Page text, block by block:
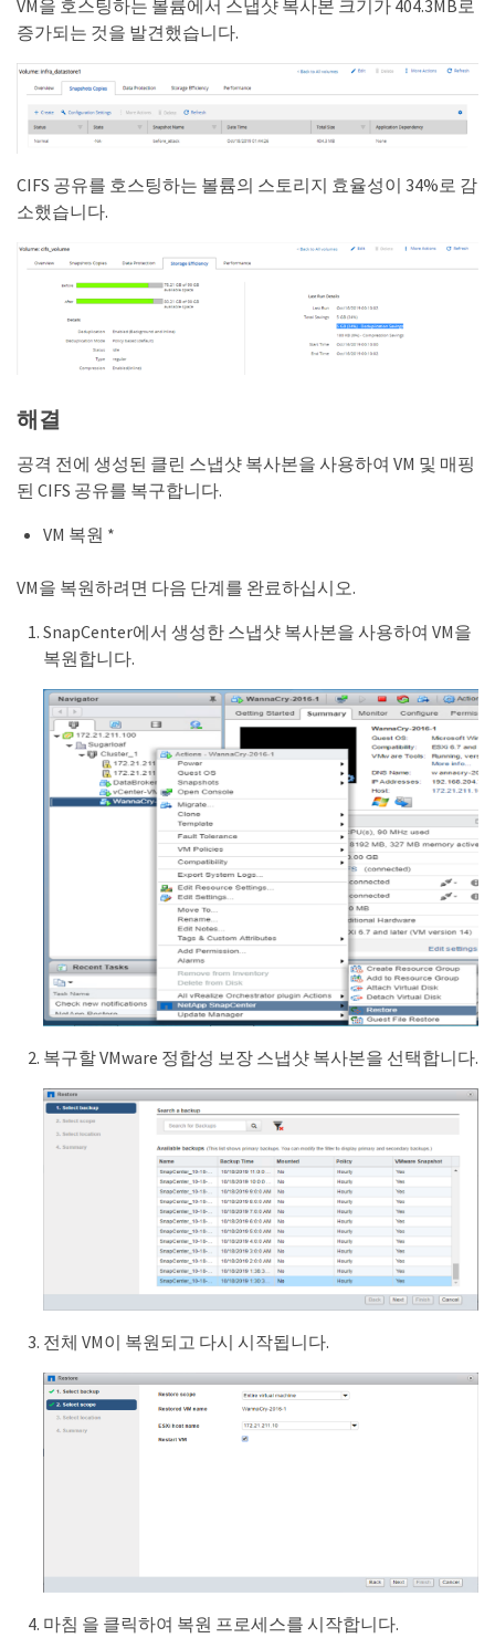
VM을 호스팅하는 볼륨에서 스냅샷 복사본 크기가 404.3MB로
증가되는 것을 발견했습니다.
CIFS 공유를 호스팅하는 볼륨의 스토리지 효율성이 34%로 감
소했습니다.
해결
공격 전에 생성된 클린 스냅샷 복사본을 사용하여 VM 및 매핑
된 CIFS 공유를 복구합니다.
VM 복원 *
VM을 복원하려면 다음 단계를 완료하십시오.
SnapCenter에서 생성한 스냅샷 복사본을 사용하여 VM을
복원합니다.
복구할 VMware 정합성 보장 스냅샷 복사본을 선택합니다.
전체 VM이 복원되고 다시 시작됩니다.
마침 을 클릭하여 복원 프로세스를 시작합니다.